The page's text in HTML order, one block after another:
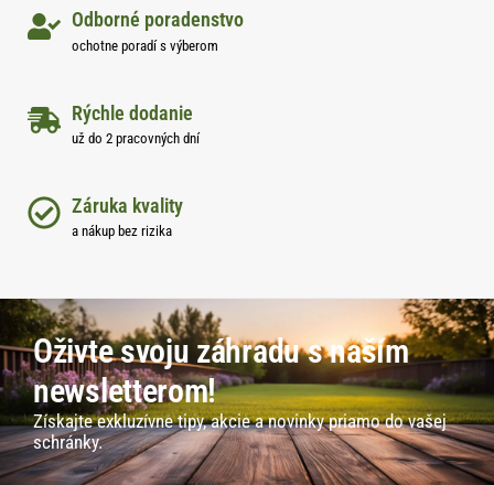
Odborné poradenstvo
ochotne poradí s výberom
Rýchle dodanie
už do 2 pracovných dní
Záruka kvality
a nákup bez rizika
Oživte svoju záhradu s naším
newsletterom!
Získajte exkluzívne tipy, akcie a novinky priamo do vašej
schránky.